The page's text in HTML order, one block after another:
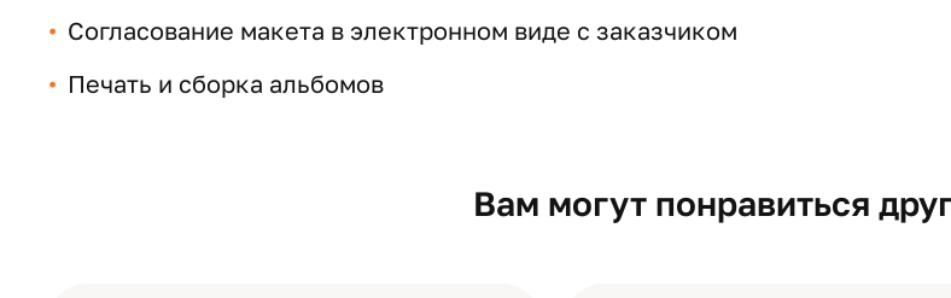
Согласование макета в электронном виде с заказчиком
Печать и сборка альбомов
Вам могут понравиться